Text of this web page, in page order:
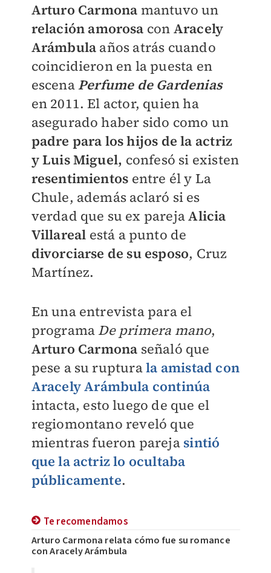
Arturo Carmona mantuvo un
relación amorosa con Aracely
Arámbula años atrás cuando
coincidieron en la puesta en
escena Perfume de Gardenias
en 2011. El actor, quien ha
asegurado haber sido como un
padre para los hijos de la actriz
y Luis Miguel, confesó si existen
resentimientos entre él y La
Chule, además aclaró si es
verdad que su ex parejaAlicia
Villareal está a punto de
divorciarse de su esposo, Cruz
Martínez.
En una entrevista para el
programa De primera mano,
Arturo Carmona señaló que
pese a su rupturala amistad con
Aracely Arámbula continúa
intacta, esto luego de que el
regiomontano reveló que
mientras fueron pareja sintió
que la actriz lo ocultaba
públicamente.
Te recomendamos
Arturo Carmona relata cómo fue su romance
con Aracely Arámbula